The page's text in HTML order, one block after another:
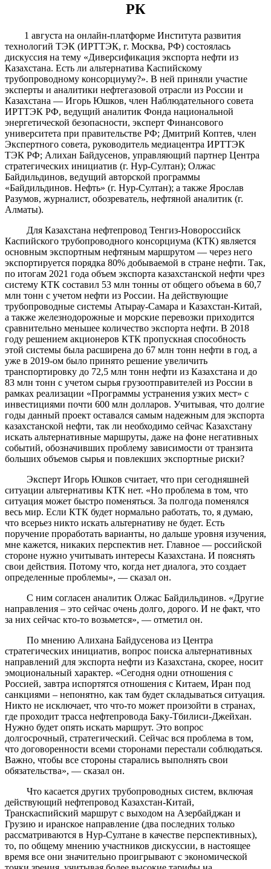
РК
1 августа на онлайн-платформе Института развития
технологий ТЭК (ИРТТЭК, г. Москва, РФ) состоялась
дискуссия на тему «Диверсификация экспорта нефти из
Казахстана. Есть ли альтернатива Каспийскому
трубопроводному консорциуму?». В ней приняли участие
эксперты и аналитики нефтегазовой отрасли из России и
Казахстана — Игорь Юшков, член Наблюдательного совета
ИРТТЭК РФ, ведущий аналитик Фонда национальной
энергетической безопасности, эксперт Финансового
университета при правительстве РФ; Дмитрий Коптев, член
Экспертного совета, руководитель медиацентра ИРТТЭК
ТЭК РФ; Алихан Байдусенов, управляющий партнер Центра
стратегических инициатив (г. Нур-Султан); Олжас
Байдильдинов, ведущий авторской программы
«Байдильдинов. Нефть» (г. Нур-Султан); а также Ярослав
Разумов, журналист, обозреватель, нефтяной аналитик (г.
Алматы).
Для Казахстана нефтепровод Тенгиз-Новороссийск
Каспийского трубопроводного консорциума (КТК) является
основным экспортным нефтяным маршрутом — через него
экспортируется порядка 80% добываемой в стране нефти. Так,
по итогам 2021 года объем экспорта казахстанской нефти чрез
систему КТК составил 53 млн тонны от общего объема в 60,7
млн тонн с учетом нефти из России. На действующие
трубопроводные системы Атырау-Самара и Казахстан-Китай,
а также железнодорожные и морские перевозки приходится
сравнительно меньшее количество экспорта нефти. В 2018
году решением акционеров КТК пропускная способность
этой системы была расширена до 67 млн тонн нефти в год, а
уже в 2019-ом было принято решение увеличить
транспортировку до 72,5 млн тонн нефти из Казахстана и до
83 млн тонн с учетом сырья грузоотправителей из России в
рамках реализации «Программы устранения узких мест» с
инвестициями почти 600 млн долларов. Учитывая, что долгие
годы данный проект оставался самым надежным для экспорта
казахстанской нефти, так ли необходимо сейчас Казахстану
искать альтернативные маршруты, даже на фоне негативных
событий, обозначивших проблему зависимости от транзита
больших объемов сырья и повлекших экспортные риски?
Эксперт Игорь Юшков считает, что при сегодняшней
ситуации альтернативы КТК нет. «Но проблема в том, что
ситуация может быстро поменяться. За полгода поменялся
весь мир. Если КТК будет нормально работать, то, я думаю,
что всерьез никто искать альтернативу не будет. Есть
поручение проработать варианты, но дальше уровня изучения,
мне кажется, никаких перспектив нет. Главное — российской
стороне нужно учитывать интересы Казахстана. И пояснять
свои действия. Потому что, когда нет диалога, это создает
определенные проблемы», — сказал он.
С ним согласен аналитик Олжас Байдильдинов. «Другие
направления – это сейчас очень долго, дорого. И не факт, что
за них сейчас кто-то возьмется», — отметил он.
По мнению Алихана Байдусенова из Центра
стратегических инициатив, вопрос поиска альтернативных
направлений для экспорта нефти из Казахстана, скорее, носит
эмоциональный характер. «Сегодня одни отношения с
Россией, завтра испортятся отношения с Китаем, Иран под
санкциями – непонятно, как там будет складываться ситуация.
Никто не исключает, что что-то может произойти в странах,
где проходит трасса нефтепровода Баку-Тбилиси-Джейхан.
Нужно будет опять искать маршрут. Это вопрос
долгосрочный, стратегический. Сейчас вся проблема в том,
что договоренности всеми сторонами перестали соблюдаться.
Важно, чтобы все стороны старались выполнять свои
обязательства», — сказал он.
Что касается других трубопроводных систем, включая
действующий нефтепровод Казахстан-Китай,
Транскаспийский маршрут с выходом на Азербайджан и
Грузию и иранское направление (два последних только
рассматриваются в Нур-Султане в качестве перспективных),
то, по общему мнению участников дискуссии, в настоящее
время все они значительно проигрывают с экономической